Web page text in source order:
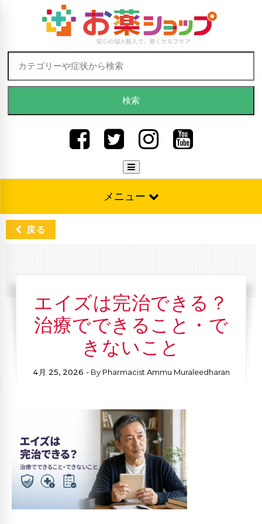
Skip to content
検索:
メニュー
戻る
エイズは完治できる？
治療でできること・で
きないこと
4月 25, 2026 - By Pharmacist Ammu Muraleedharan